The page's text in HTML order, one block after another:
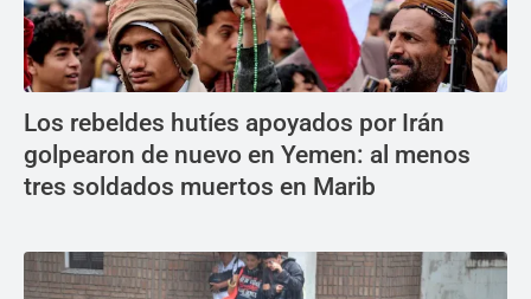
Los rebeldes hutíes apoyados por Irán
golpearon de nuevo en Yemen: al menos
tres soldados muertos en Marib